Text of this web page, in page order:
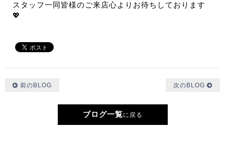
スタッフ一同皆様のご来店心よりお待ちしております
💖
前のBLOG 次のBLOG
ブログ一覧に戻る